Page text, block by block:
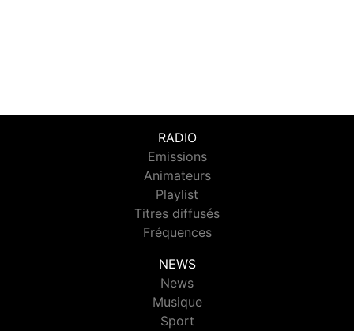
RADIO
Emissions
Animateurs
Playlist
Titres diffusés
Fréquences
NEWS
News
Musique
Sport